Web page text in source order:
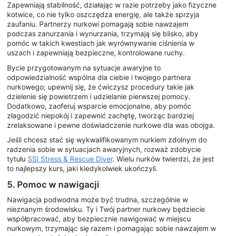
Zapewniają stabilność, działając w razie potrzeby jako fizyczne
kotwice, co nie tylko oszczędza energię, ale także sprzyja
zaufaniu. Partnerzy nurkowi pomagają sobie nawzajem
podczas zanurzania i wynurzania, trzymają się blisko, aby
pomóc w takich kwestiach jak wyrównywanie ciśnienia w
uszach i zapewniają bezpieczne, kontrolowane ruchy.
Bycie przygotowanym na sytuacje awaryjne to
odpowiedzialność wspólna dla ciebie i twojego partnera
nurkowego; upewnij się, że ćwiczysz procedury takie jak
dzielenie się powietrzem i udzielanie pierwszej pomocy.
Dodatkowo, zaoferuj wsparcie emocjonalne, aby pomóc
złagodzić niepokój i zapewnić zachętę, tworząc bardziej
zrelaksowane i pewne doświadczenie nurkowe dla was obojga.
Jeśli chcesz stać się wykwalifikowanym nurkiem zdolnym do
radzenia sobie w sytuacjach awaryjnych, rozważ zdobycie
tytułu SSI Stress & Rescue Diver. Wielu nurków twierdzi, że jest
to najlepszy kurs, jaki kiedykolwiek ukończyli.
5. Pomoc w nawigacji
Nawigacja podwodna może być trudna, szczególnie w
nieznanym środowisku. Ty i Twój partner nurkowy będziecie
współpracować, aby bezpiecznie nawigować w miejscu
nurkowym, trzymając się razem i pomagając sobie nawzajem w